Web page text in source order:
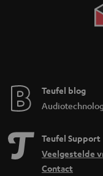
Teufel blog
Teufel Support
Veelgestelde
Contact